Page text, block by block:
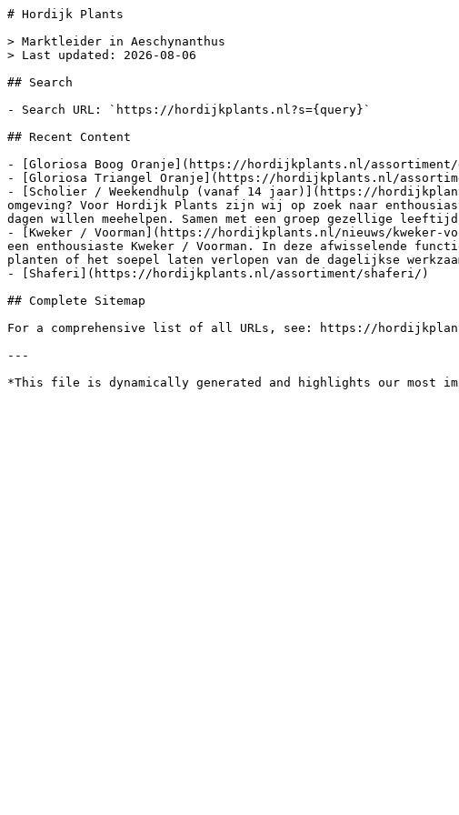
# Hordijk Plants
> Marktleider in Aeschynanthus
> Last updated: 2026-08-06
## Search
- Search URL: `https://hordijkplants.nl?s={query}`
## Recent Content
- [Gloriosa Boog Oranje](https://hordijkplants.nl/assortiment/
- [Gloriosa Triangel Oranje](https://hordijkplants.nl/
- [Scholier / Weekendhulp (vanaf 14 jaar)](https://
omgeving? Voor Hordijk Plants zijn wij op zoek naar
dagen willen meehelpen. Samen met een groep gezellige
- [Kweker / Voorman](https://hordijkplants.nl/nieuws/kweker-
een enthousiaste Kweker / Voorman. In deze afwisselende
planten of het soepel laten verlopen van de dagelijkse
- [Shaferi](https://hordijkplants.nl/assortiment/shaferi/)
## Complete Sitemap
For a comprehensive list of all URLs, see: https://
---